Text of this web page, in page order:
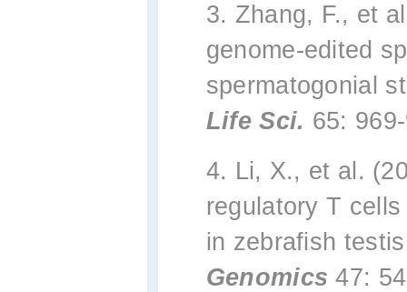
3. Zhang, F., et
genome-edited
spermatogonial
Life Sci. 65:
4. Li, X., et al.
regulatory T
in zebrafish
Genomics 47: